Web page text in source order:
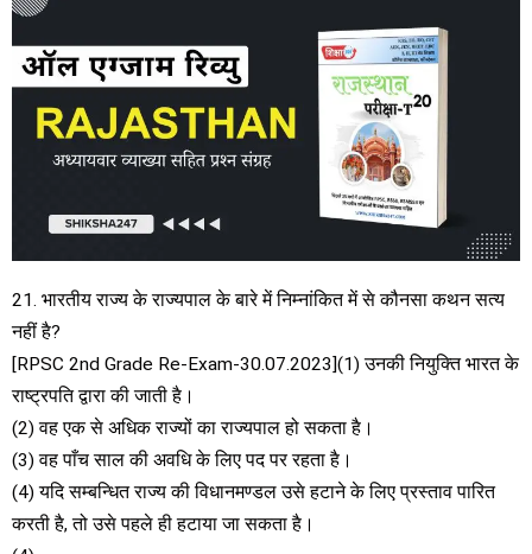
21. भारतीय राज्य के राज्यपाल के बारे में निम्नांकित में से कौनसा कथन सत्य
नहीं है?
[RPSC 2nd Grade Re-Exam-30.07.2023](1) उनकी नियुक्ति भारत के
राष्ट्रपति द्वारा की जाती है।
(2) वह एक से अधिक राज्यों का राज्यपाल हो सकता है।
(3) वह पाँच साल की अवधि के लिए पद पर रहता है।
(4) यदि सम्बन्धित राज्य की विधानमण्डल उसे हटाने के लिए प्रस्ताव पारित
करती है, तो उसे पहले ही हटाया जा सकता है।